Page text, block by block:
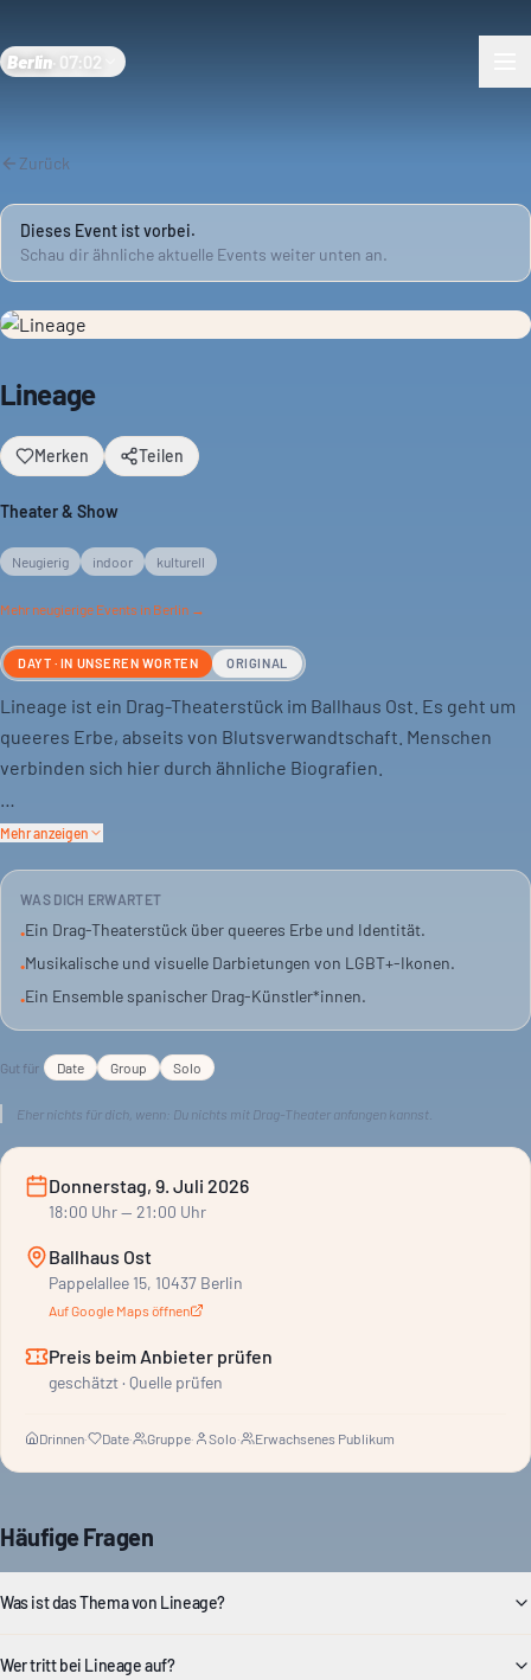
Berlin 07:02
Zurück
Dieses Event ist vorbei.
Schau dir ähnliche aktuelle Events weiter unten an.
Lineage
Merken Teilen
Theater & Show
Neugierig indoor kulturell
Mehr neugierige Events in Berlin →
DAYT · IN UNSEREN WORTEN ORIGINAL
Lineage ist ein Drag-Theaterstück im Ballhaus Ost. Es geht um
queeres Erbe, abseits von Blutsverwandtschaft. Menschen
verbinden sich hier durch ähnliche Biografien.
Corazón, AzulySuave, Bala BimBamBum, Na Fallera Fatal und
nimmt das Publikum mit auf eine musikalische und visuelle
Reise. Sie beleuchtet queere Beziehungen und die geisterhafte
Präsenz ihrer Großmutter.
Ikonen wie Rampova, Almodóvar und Grace Jones werden
Folklore und Religion. Corazón, eine Drag-Künstlerin aus
Valencia und Berlin, hat ein Ensemble aus der spanischen Drag-
Realität aus Valencia, Barcelona, Cuenca und Madrid.
Mehr anzeigen
WAS DICH ERWARTET
•Ein Drag-Theaterstück über queeres Erbe und Identität.
•Musikalische und visuelle Darbietungen von LGBT+-Ikonen.
•Ein Ensemble spanischer Drag-Künstler*innen.
Gut für Date Group Solo
Eher nichts für dich, wenn: Du nichts mit Drag-Theater anfangen kannst.
Donnerstag, 9. Juli 2026
18:00 Uhr— 21:00 Uhr
Ballhaus Ost
Pappelallee 15, 10437 Berlin
Auf Google Maps öffnen
Preis beim Anbieter prüfen
geschätzt · Quelle prüfen
Drinnen· Date· Gruppe· Solo· Erwachsenes Publikum
Häufige Fragen
Was ist das Thema von Lineage?
Wer tritt bei Lineage auf?